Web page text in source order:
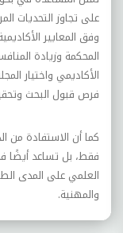
على تجاوز التحديات
وفق المعايير
المحكمة وزيادة
الأكاديمي واختيار
فرص قبول البحث
كما أن الاستفادة
فقط، بل تساعد أيضًا
العلمي على المدى
والمهنية.